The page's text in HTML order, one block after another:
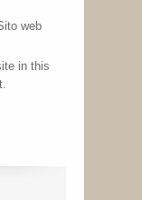
web
in this